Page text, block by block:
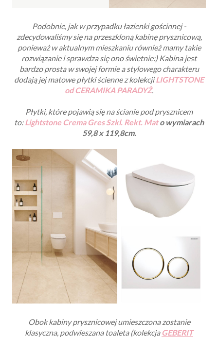
Podobnie, jak w przypadku łazienki gościnnej -
zdecydowaliśmy się na przeszkloną kabinę prysznicową,
ponieważ w aktualnym mieszkaniu również mamy takie
rozwiązanie i sprawdza się ono świetnie:) Kabina jest
bardzo prosta w swojej formie a stylowego charakteru
dodają jej matowe płytki ścienne z kolekcjiLIGHTSTONE
od CERAMIKA PARADYŻ.
Płytki, które pojawią się na ścianie pod prysznicem
to: Lightstone Crema Gres Szkl. Rekt. Mato wymiarach
59,8 x 119,8cm.
Obok kabiny prysznicowej umieszczona zostanie
klasyczna, podwieszana toaleta (kolekcja GEBERIT